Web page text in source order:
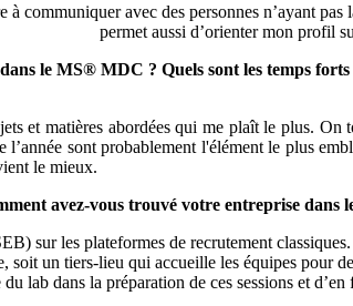
communiquer avec des personnes n’ayant
permet aussi d’orienter mon profil
le MS® MDC ? Quels sont les temps
et matières abordées qui me plaît le plus.
sont probablement l'élément le plus
le mieux.
avez-vous trouvé votre entreprise dans
sur les plateformes de recrutement
soit un tiers-lieu qui accueille les équipes pour
lab dans la préparation de ces sessions et